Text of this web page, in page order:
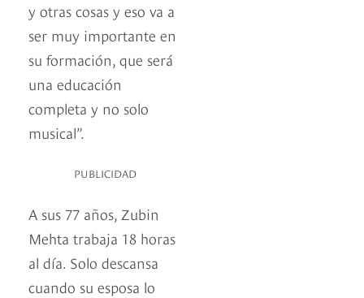
y otras cosas y eso va a
ser muy importante en
su formación, que será
una educación
completa y no solo
musical”.
PUBLICIDAD
A sus 77 años, Zubin
Mehta trabaja 18 horas
al día. Solo descansa
cuando su esposa lo